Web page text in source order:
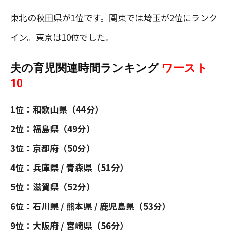
東北の秋田県が1位です。関東では埼玉が2位にランク
イン。東京は10位でした。
夫の育児関連時間ランキング ワースト
10
1位：和歌山県（44分）
2位：福島県（49分）
3位：京都府（50分）
4位：兵庫県 / 青森県（51分）
5位：滋賀県（52分）
6位：石川県 / 熊本県 / 鹿児島県（53分）
9位：大阪府 / 宮崎県（56分）